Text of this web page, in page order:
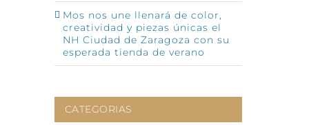
Mos nos une llenará de color,
creatividad y piezas únicas el
NH Ciudad de Zaragoza con su
esperada tienda de verano
CATEGORIAS